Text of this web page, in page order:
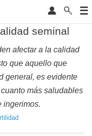
seminal
afectar a la calidad
que aquello que
general, es evidente
más saludables
ingerimos.